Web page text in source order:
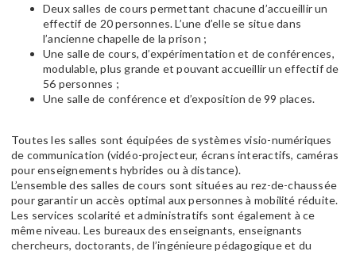
Deux salles de cours permettant chacune d’accueillir un
effectif de 20 personnes. L’une d’elle se situe dans
l’ancienne chapelle de la prison ;
Une salle de cours, d’expérimentation et de conférences,
modulable, plus grande et pouvant accueillir un effectif de
56 personnes ;
Une salle de conférence et d’exposition de 99 places.
Toutes les salles sont équipées de systèmes visio-numériques
de communication (vidéo-projecteur, écrans interactifs, caméras
pour enseignements hybrides ou à distance).
L’ensemble des salles de cours sont situées au rez-de-chaussée
pour garantir un accès optimal aux personnes à mobilité réduite.
Les services scolarité et administratifs sont également à ce
même niveau. Les bureaux des enseignants, enseignants
chercheurs, doctorants, de l’ingénieure pédagogique et du